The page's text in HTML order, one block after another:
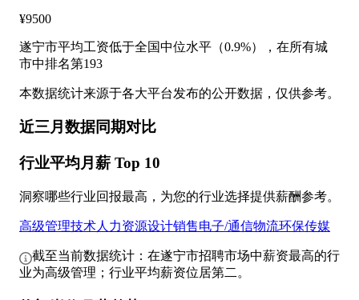
¥9500
遂宁市平均工资低于全国中位水平（0.9%），在所有城
市中排名第193
本数据统计来源于各大平台发布的公开数据，仅供参考。
近三月数据同期对比
行业平均月薪 Top 10
洞察哪些行业回报最高，为您的行业选择提供薪酬参考。
高级管理技术人力资源设计销售电子/通信物流环保传媒
截至当前数据统计：在遂宁市招聘市场中薪资最高的行
业为高级管理；行业平均薪资位居第二。